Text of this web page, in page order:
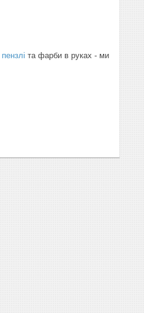
пензлі та фарби в руках - ми